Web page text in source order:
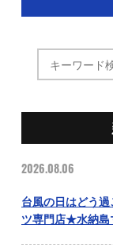
2026.08.06
台風の日はどう
ツ専門店★水納